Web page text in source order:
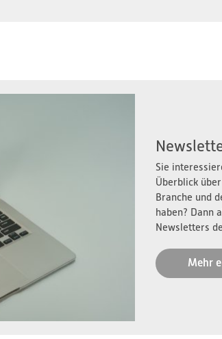
Sie
Überblick
Branche und
haben? Dann
Newsletters
Mehr